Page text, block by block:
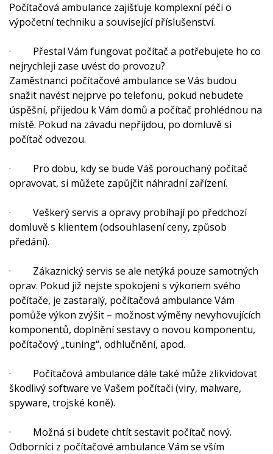
Počítačová ambulance zajišťuje komplexní péči o
výpočetní techniku a související příslušenství.
· Přestal Vám fungovat počítač a potřebujete ho co
nejrychleji zase uvést do provozu?
Zaměstnanci počítačové ambulance se Vás budou
snažit navést nejprve po telefonu, pokud nebudete
úspěšní, přijedou k Vám domů a počítač prohlédnou na
místě. Pokud na závadu nepřijdou, po domluvě si
počítač odvezou.
· Pro dobu, kdy se bude Váš porouchaný počítač
opravovat, si můžete zapůjčit náhradní zařízení.
· Veškerý servis a opravy probíhají po předchozí
domluvě s klientem (odsouhlasení ceny, způsob
předání).
· Zákaznický servis se ale netýká pouze samotných
oprav. Pokud již nejste spokojeni s výkonem svého
počítače, je zastaralý, počítačová ambulance Vám
pomůže výkon zvýšit – možnost výměny nevyhovujících
komponentů, doplnění sestavy o novou komponentu,
počítačový „tuning“, odhlučnění, apod.
· Počítačová ambulance dále také může zlikvidovat
škodlivý software ve Vašem počítači (viry, malware,
spyware, trojské koně).
· Možná si budete chtít sestavit počítač nový.
Odborníci z počítačové ambulance Vám se vším